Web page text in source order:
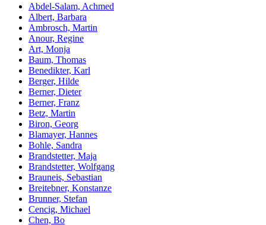
Abdel-Salam, Achmed
Albert, Barbara
Ambrosch, Martin
Anour, Regine
Art, Monja
Baum, Thomas
Benedikter, Karl
Berger, Hilde
Berner, Dieter
Berner, Franz
Betz, Martin
Biron, Georg
Blamayer, Hannes
Bohle, Sandra
Brandstetter, Maja
Brandstetter, Wolfgang
Brauneis, Sebastian
Breitebner, Konstanze
Brunner, Stefan
Cencig, Michael
Chen, Bo